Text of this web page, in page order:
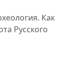
Как
Русского